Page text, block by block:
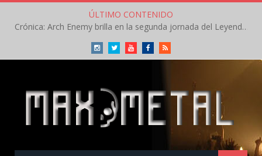
ÚLTIMO CONTENIDO
Crónica: Arch Enemy brilla en la segunda jornada del Leyendas del Rock – Jueves – Agosto 2026
InstagramTwitterYoutubeFacebookRSS